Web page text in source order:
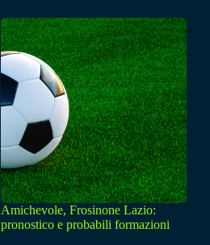
Amichevole, Frosinone Lazio:
pronostico e probabili formazioni